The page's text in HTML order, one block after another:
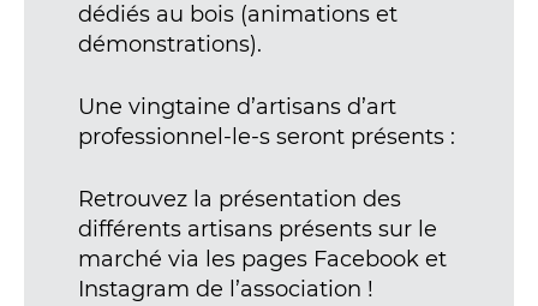
dédiés au bois (animations et
démonstrations).
Une vingtaine d’artisans d’art
professionnel-le-s seront présents :
Retrouvez la présentation des
différents artisans présents sur le
marché via les pages Facebook et
Instagram de l’association !